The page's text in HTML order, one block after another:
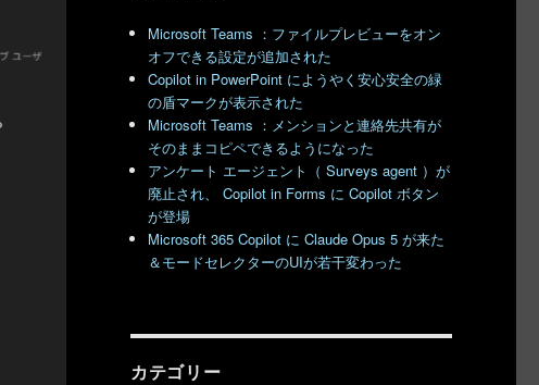
Microsoft Teams ：ファイルプレビューをオン
オフできる設定が追加された
Copilot in PowerPoint にようやく安心安全の緑
の盾マークが表示された
Microsoft Teams ：メンションと連絡先共有が
そのままコピペできるようになった
アンケート エージェント（ Surveys agent ）が
廃止され、 Copilot in Forms に Copilot ボタン
が登場
Microsoft 365 Copilot に Claude Opus 5 が来た
＆モードセレクターのUIが若干変わった
カテゴリー